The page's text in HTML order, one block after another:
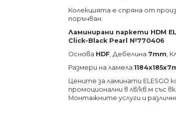
Колекцията е спряна от
поръчван.
Ламинирани паркети HDM
Click-Black Pearl №770406
Основа HDF , Дебелина 7mm ,
Размери на ламела:1184х185х7
Цените за ламинати ELESGO
промоционални в лв/кв.м със
Монтажните услуги и